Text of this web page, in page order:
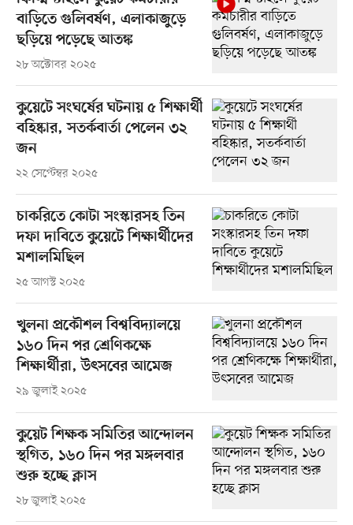
বাড়িতে গুলিবর্ষণ, এলাকাজুড়ে
ছড়িয়ে পড়েছে আতঙ্ক
২৮ অক্টোবর ২০২৫
কুয়েটে সংঘর্ষের ঘটনায় ৫ শিক্ষার্থী
বহিষ্কার, সতর্কবার্তা পেলেন ৩২
জন
২২ সেপ্টেম্বর ২০২৫
চাকরিতে কোটা সংস্কারসহ তিন
দফা দাবিতে কুয়েটে শিক্ষার্থীদের
মশালমিছিল
২৫ আগস্ট ২০২৫
খুলনা প্রকৌশল বিশ্ববিদ্যালয়ে
১৬০ দিন পর শ্রেণিকক্ষে
শিক্ষার্থীরা, উৎসবের আমেজ
২৯ জুলাই ২০২৫
কুয়েট শিক্ষক সমিতির আন্দোলন
স্থগিত, ১৬০ দিন পর মঙ্গলবার
শুরু হচ্ছে ক্লাস
২৮ জুলাই ২০২৫